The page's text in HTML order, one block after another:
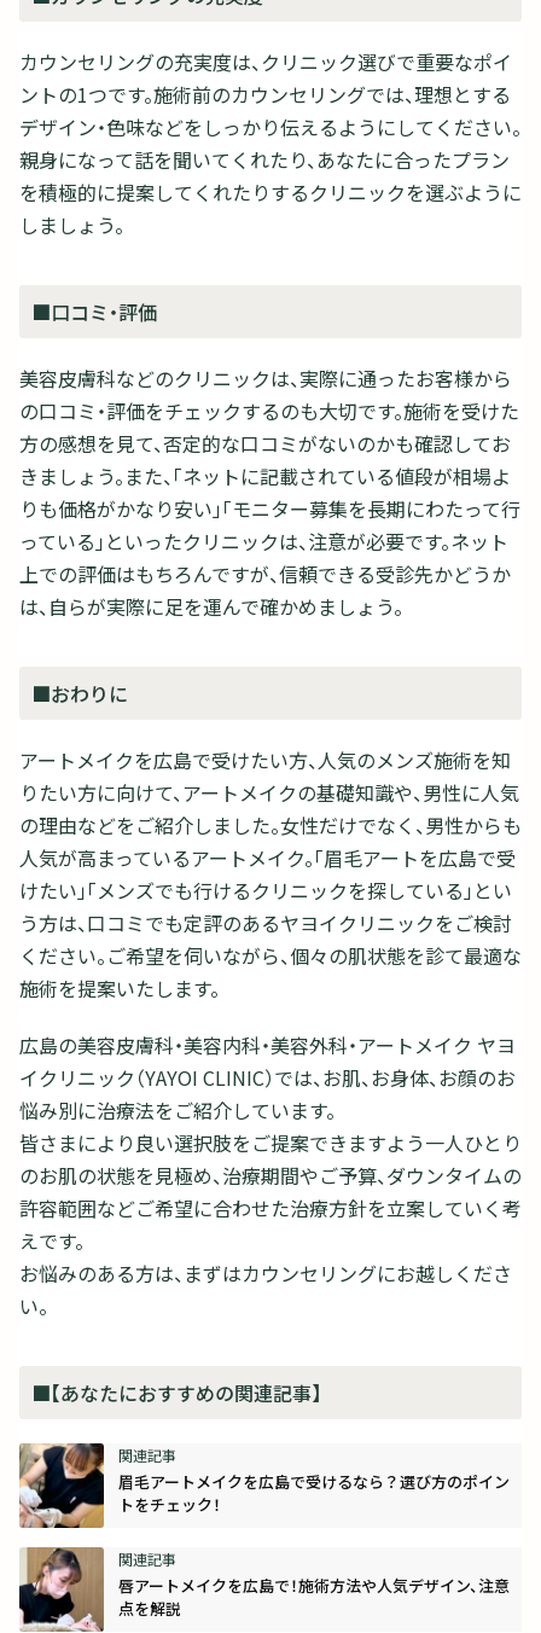
カウンセリングの充実度は、クリニック選びで重要なポイ
ントの1つです。施術前のカウンセリングでは、理想とする
デザイン・色味などをしっかり伝えるようにしてください。
親身になって話を聞いてくれたり、あなたに合ったプラン
を積極的に提案してくれたりするクリニックを選ぶように
しましょう。
■口コミ・評価
美容皮膚科などのクリニックは、実際に通ったお客様から
の口コミ・評価をチェックするのも大切です。施術を受けた
方の感想を見て、否定的な口コミがないのかも確認してお
きましょう。また、「ネットに記載されている値段が相場よ
りも価格がかなり安い」「モニター募集を長期にわたって行
っている」といったクリニックは、注意が必要です。ネット
上での評価はもちろんですが、信頼できる受診先かどうか
は、自らが実際に足を運んで確かめましょう。
■おわりに
アートメイクを広島で受けたい方、人気のメンズ施術を知
りたい方に向けて、アートメイクの基礎知識や、男性に人気
の理由などをご紹介しました。女性だけでなく、男性からも
人気が高まっているアートメイク。「眉毛アートを広島で受
けたい」「メンズでも行けるクリニックを探している」とい
う方は、口コミでも定評のあるヤヨイクリニックをご検討
ください。ご希望を伺いながら、個々の肌状態を診て最適な
施術を提案いたします。
広島の美容皮膚科・美容内科・美容外科・アートメイク ヤヨ
イクリニック（YAYOI CLINIC）では、お肌、お身体、お顔のお
悩み別に治療法をご紹介しています。
皆さまにより良い選択肢をご提案できますよう一人ひとり
のお肌の状態を見極め、治療期間やご予算、ダウンタイムの
許容範囲などご希望に合わせた治療方針を立案していく考
えです。
お悩みのある方は、まずはカウンセリングにお越しくださ
い。
■【あなたにおすすめの関連記事】
眉毛アートメイクを広島で受けるなら？選び方のポイン
トをチェック！
唇アートメイクを広島で！施術方法や人気デザイン、注意
点を解説